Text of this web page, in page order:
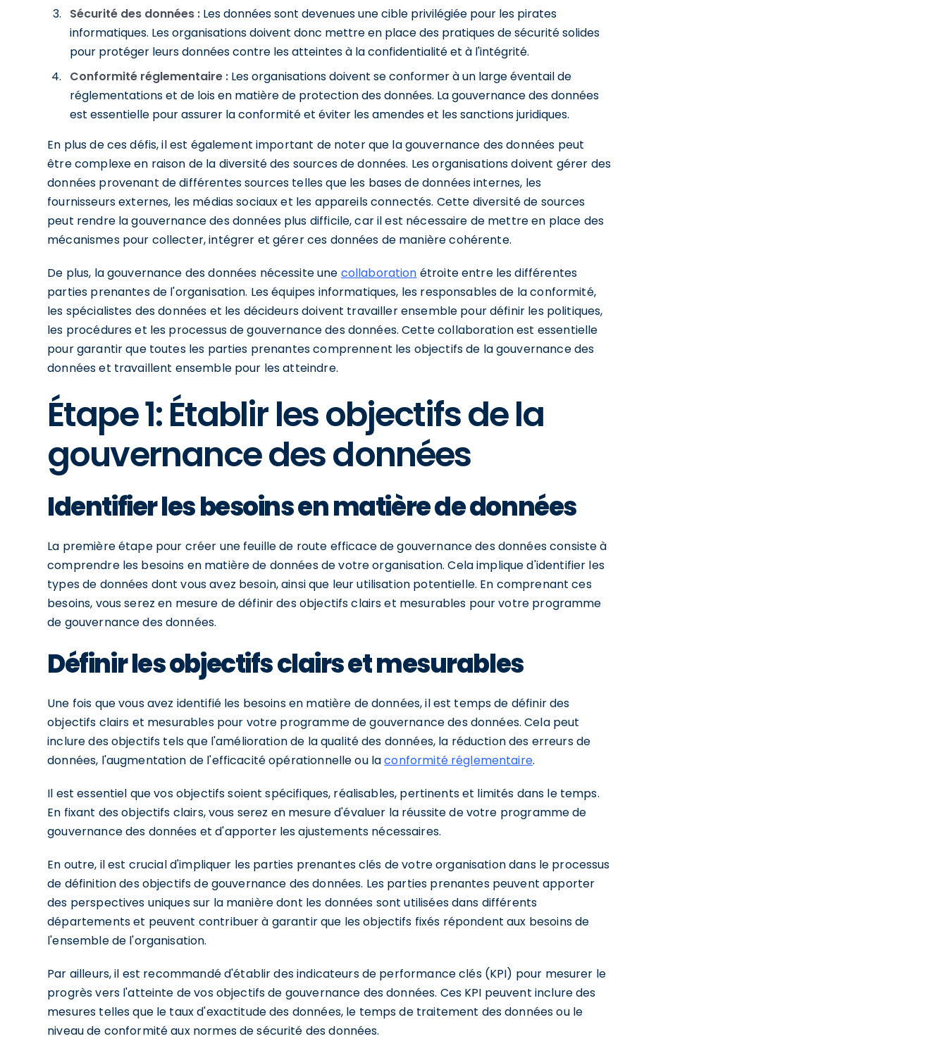
Sécurité des données : Les données sont devenues une cible privilégiée pour les pirates
informatiques. Les organisations doivent donc mettre en place des pratiques de sécurité solides
pour protéger leurs données contre les atteintes à la confidentialité et à l'intégrité.
Conformité réglementaire : Les organisations doivent se conformer à un large éventail de
réglementations et de lois en matière de protection des données. La gouvernance des données
est essentielle pour assurer la conformité et éviter les amendes et les sanctions juridiques.
En plus de ces défis, il est également important de noter que la gouvernance des données peut
être complexe en raison de la diversité des sources de données. Les organisations doivent gérer des
données provenant de différentes sources telles que les bases de données internes, les
fournisseurs externes, les médias sociaux et les appareils connectés. Cette diversité de sources
peut rendre la gouvernance des données plus difficile, car il est nécessaire de mettre en place des
mécanismes pour collecter, intégrer et gérer ces données de manière cohérente.
De plus, la gouvernance des données nécessite une collaboration étroite entre les différentes
parties prenantes de l'organisation. Les équipes informatiques, les responsables de la conformité,
les spécialistes des données et les décideurs doivent travailler ensemble pour définir les politiques,
les procédures et les processus de gouvernance des données. Cette collaboration est essentielle
pour garantir que toutes les parties prenantes comprennent les objectifs de la gouvernance des
données et travaillent ensemble pour les atteindre.
Étape 1: Établir les objectifs de la
gouvernance des données
Identifier les besoins en matière de données
La première étape pour créer une feuille de route efficace de gouvernance des données consiste à
comprendre les besoins en matière de données de votre organisation. Cela implique d'identifier les
types de données dont vous avez besoin, ainsi que leur utilisation potentielle. En comprenant ces
besoins, vous serez en mesure de définir des objectifs clairs et mesurables pour votre programme
de gouvernance des données.
Définir les objectifs clairs et mesurables
Une fois que vous avez identifié les besoins en matière de données, il est temps de définir des
objectifs clairs et mesurables pour votre programme de gouvernance des données. Cela peut
inclure des objectifs tels que l'amélioration de la qualité des données, la réduction des erreurs de
données, l'augmentation de l'efficacité opérationnelle ou laconformité réglementaire.
Il est essentiel que vos objectifs soient spécifiques, réalisables, pertinents et limités dans le temps.
En fixant des objectifs clairs, vous serez en mesure d'évaluer la réussite de votre programme de
gouvernance des données et d'apporter les ajustements nécessaires.
En outre, il est crucial d'impliquer les parties prenantes clés de votre organisation dans le processus
de définition des objectifs de gouvernance des données. Les parties prenantes peuvent apporter
des perspectives uniques sur la manière dont les données sont utilisées dans différents
départements et peuvent contribuer à garantir que les objectifs fixés répondent aux besoins de
l'ensemble de l'organisation.
Par ailleurs, il est recommandé d'établir des indicateurs de performance clés (KPI) pour mesurer le
progrès vers l'atteinte de vos objectifs de gouvernance des données. Ces KPI peuvent inclure des
mesures telles que le taux d'exactitude des données, le temps de traitement des données ou le
niveau de conformité aux normes de sécurité des données.